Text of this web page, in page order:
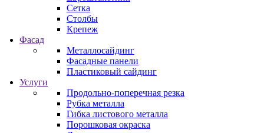
Сетка
Столбы
Крепеж
Фасад
Металлосайдинг
Фасадные панели
Пластиковый сайдинг
Услуги
Продольно-поперечная резка
Рубка металла
Гибка листового металла
Порошковая окраска